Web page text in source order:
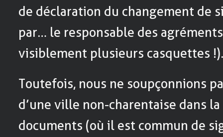
de déclaration du changement de
par… le responsable des
visiblement plusieurs casquettes
Toutefois, nous ne soupçonnions
d’une ville non-charentaise dans
documents (où il est commun de